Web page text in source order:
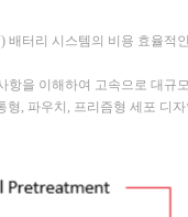
터리 시스템의 비용 효율
을 이해하여 고속으로 대규
, 파우치, 프리즘형 세포 디